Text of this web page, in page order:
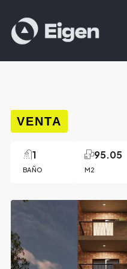
VENTA
BAÑO
1
M2
95.05